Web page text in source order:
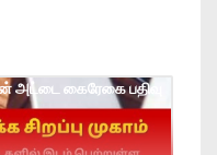
கைரேகை பதிவு